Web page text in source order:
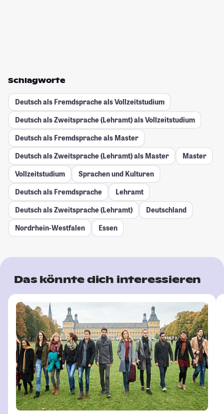
Schlagworte
Deutsch als Fremdsprache als Vollzeitstudium
Deutsch als Zweitsprache (Lehramt) als Vollzeitstudium
Deutsch als Fremdsprache als Master
Deutsch als Zweitsprache (Lehramt) als Master
Master
Vollzeitstudium
Sprachen und Kulturen
Deutsch als Fremdsprache
Lehramt
Deutsch als Zweitsprache (Lehramt)
Deutschland
Nordrhein-Westfalen
Essen
Das könnte dich interessieren